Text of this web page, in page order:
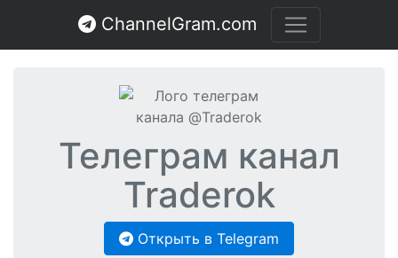
ChannelGram.com
Телеграм канал
Traderok
Открыть в Telegram